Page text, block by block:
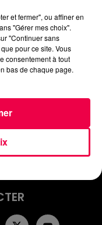
- ARTHUR
EMISSIONS
et fermer", ou affiner en
"Gérer mes choix".
"Continuer sans
pour ce site. Vous
consentement à tout
bas de chaque page.